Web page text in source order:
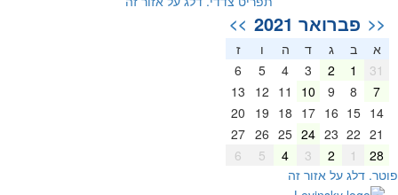
<< פברואר 2021 >>
א ב ג ד ה
ז
31
1
2
3
4
5
6
7
8
9
10
11
12
13
14
15
16
17
18
19
20
21
22
23
24
25
26
27
28
1
2
3
4
5
6
דלג על אזור זה